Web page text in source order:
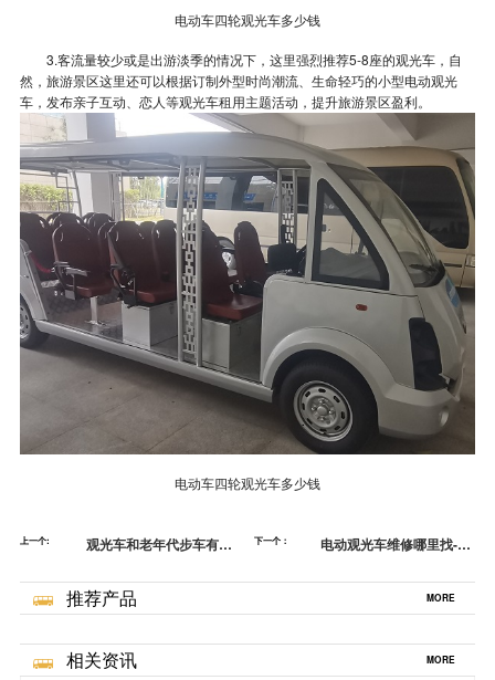
电动车四轮观光车多少钱
3.客流量较少或是出游淡季的情况下，这里强烈推荐5-8座的观光车，自
然，旅游景区这里还可以根据订制外型时尚潮流、生命轻巧的小型电动观光
车，发布亲子互动、恋人等观光车租用主题活动，提升旅游景区盈利。
电动车四轮观光车多少钱
上一个:
观光车和老年代步车有区
[五菱]
下一个：
电动观光车维修哪里找-不
推荐产品 MORE
相关资讯 MORE